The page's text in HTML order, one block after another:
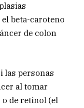
beta-caroteno
de colon
las personas
al tomar
de retinol (el